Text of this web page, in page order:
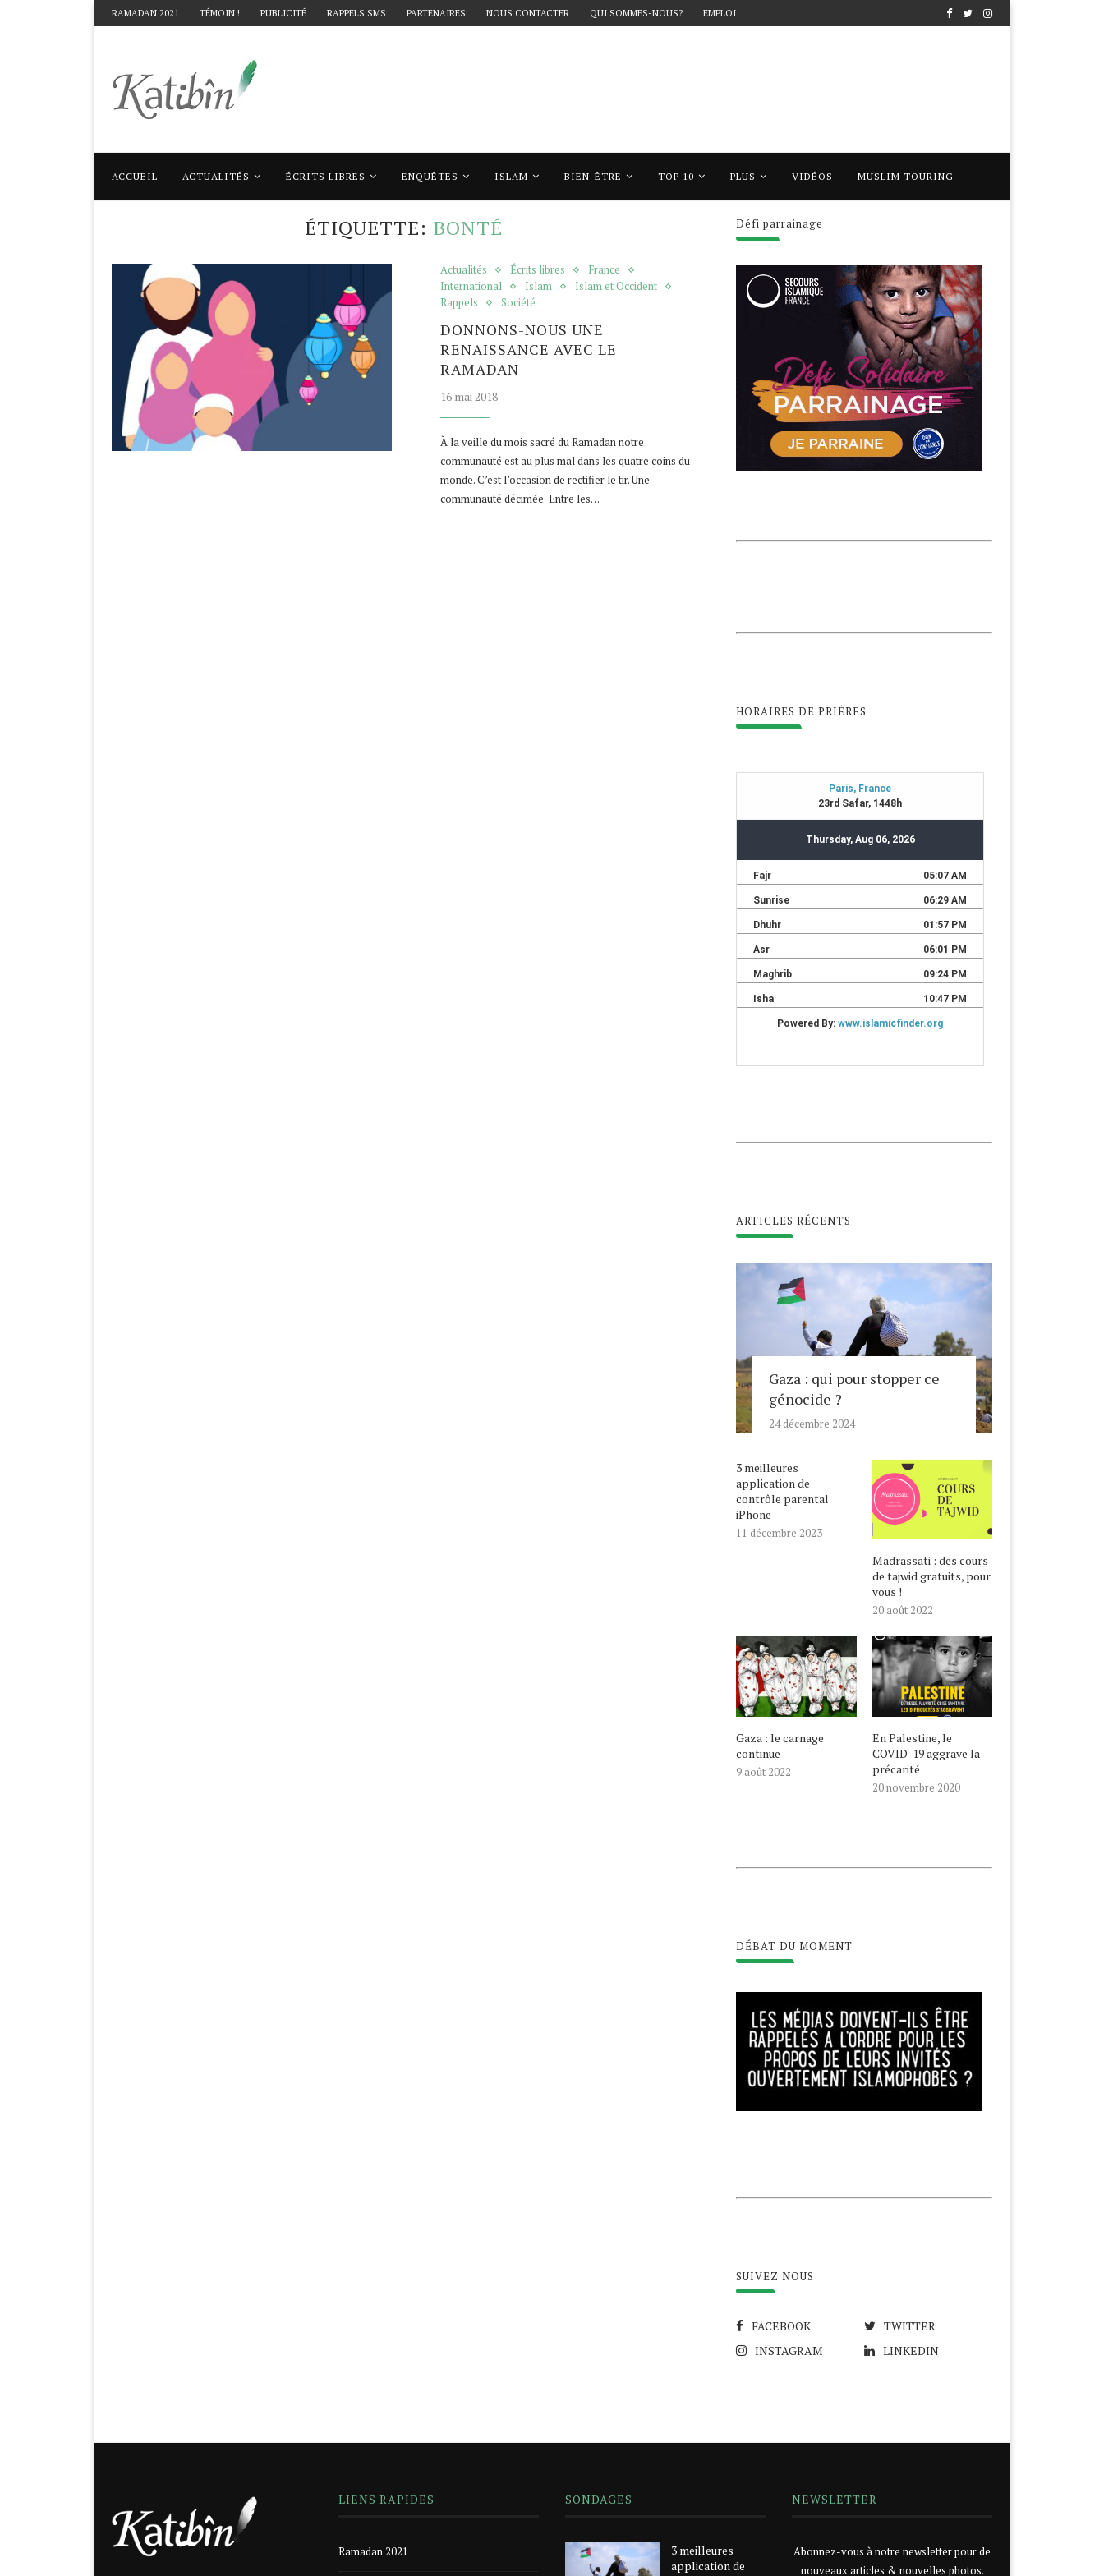
RAMADAN 2021 TÉMOIN ! PUBLICITÉ RAPPELS SMS PARTENAIRES NOUS CONTACTER QUI SOMMES-NOUS? EMPLOI
ACCUEIL ACTUALITÉS ÉCRITS LIBRES ENQUÊTES ISLAM BIEN-ÊTRE TOP 10 PLUS VIDÉOS MUSLIM TOURING
Accueil Mots clés Articles taggés avec "bonté"
ÉTIQUETTE: BONTÉ
Actualités Écrits libres
France
International
Islam
Islam et Occident
Rappels
Société
DONNONS-NOUS UNE
RENAISSANCE AVEC LE
RAMADAN
16 mai 2018
À la veille du mois sacré du Ramadan notre
communauté est au plus mal dans les quatre coins du
monde. C’est l’occasion de rectifier le tir. Une
communauté décimée Entre les…
Défi parrainage
HORAIRES DE PRIÊRES
ARTICLES RÉCENTS
Gaza : qui pour stopper ce
génocide ?
24 décembre 2024
3 meilleures
application de
contrôle parental
iPhone
11 décembre 2023
Madrassati : des cours
de tajwid gratuits, pour
vous !
20 août 2022
Gaza : le carnage
continue
9 août 2022
En Palestine, le
COVID-19 aggrave la
précarité
20 novembre 2020
DÉBAT DU MOMENT
SUIVEZ NOUS
FACEBOOK
TWITTER
INSTAGRAM
LINKEDIN
LIENS RAPIDES
Ramadan 2021
SONDAGES
3 meilleures
application de
NEWSLETTER
Abonnez-vous à notre newsletter pour de
nouveaux articles & nouvelles photos.